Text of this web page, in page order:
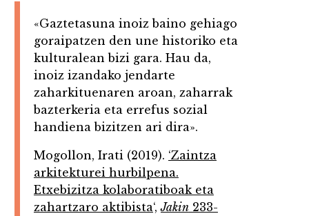
«Gaztetasuna inoiz baino gehiago
goraipatzen den une historiko eta
kulturalean bizi gara. Hau da,
inoiz izandako jendarte
zaharkituenaren aroan, zaharrak
bazterkeria eta errefus sozial
handiena bizitzen ari dira».
Mogollon, Irati (2019). ‘Zaintza
arkitekturei hurbilpena.
Etxebizitza kolaboratiboak eta
zahartzaro aktibista‘,Jakin233-